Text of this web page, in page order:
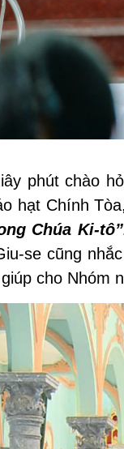
phút chào
hạt Chính Tòa
Chúa Ki-
se cũng
cho Nhóm